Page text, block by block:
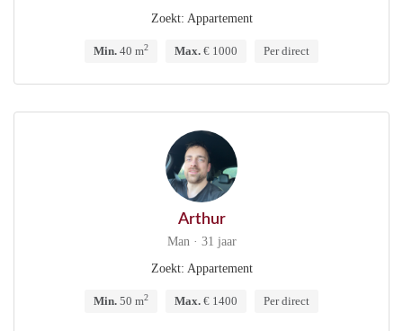
Zoekt: Appartement
Min. 40 m2 Max. € 1000 Per direct
Arthur
Man · 31 jaar
Zoekt: Appartement
Min. 50 m2 Max. € 1400 Per direct